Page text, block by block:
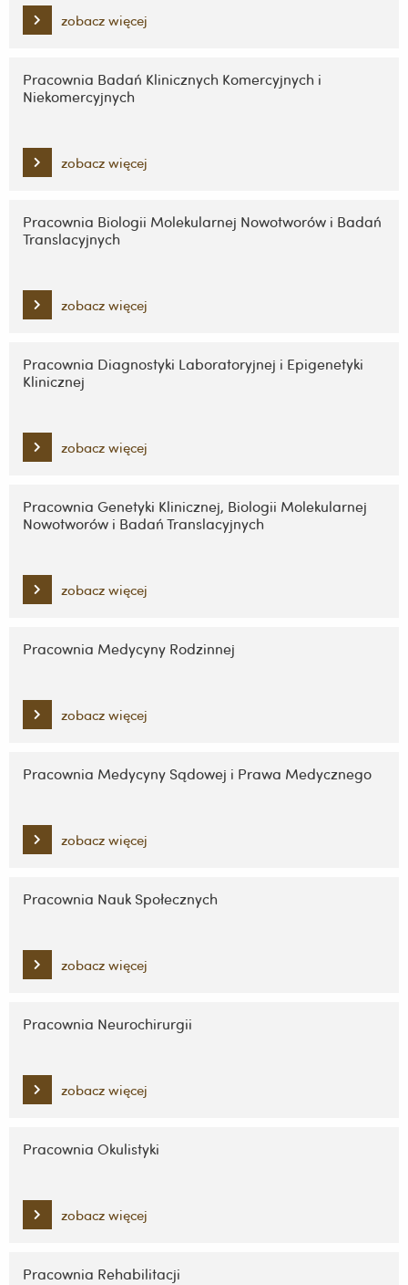
zobacz więcej
Pracownia Badań Klinicznych Komercyjnych i
Niekomercyjnych
zobacz więcej
Pracownia Biologii Molekularnej Nowotworów i Badań
Translacyjnych
zobacz więcej
Pracownia Diagnostyki Laboratoryjnej i Epigenetyki
Klinicznej
zobacz więcej
Pracownia Genetyki Klinicznej, Biologii Molekularnej
Nowotworów i Badań Translacyjnych
zobacz więcej
Pracownia Medycyny Rodzinnej
zobacz więcej
Pracownia Medycyny Sądowej i Prawa Medycznego
zobacz więcej
Pracownia Nauk Społecznych
zobacz więcej
Pracownia Neurochirurgii
zobacz więcej
Pracownia Okulistyki
zobacz więcej
Pracownia Rehabilitacji